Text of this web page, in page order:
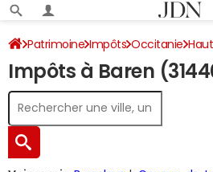
Patrimoine Impôts Occitanie
Impôt sur le revenu
Impôts à Baren